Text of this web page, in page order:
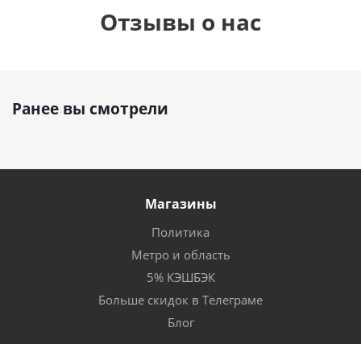
Отзывы о нас
Ранее вы смотрели
Магазины
Политика
Метро и область
5% КЭШБЭК
Больше скидок в Телеграме
Блог